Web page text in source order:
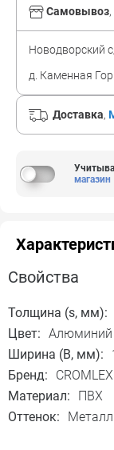
Самовывоз,
Новодворский
д. Каменная
Доставка,
магазин
Свойства
Толщина (s, мм):
Цвет: Алюминий
Ширина (B, мм):
Бренд:
CROMLEX
Материал:
ПВХ
Оттенок: